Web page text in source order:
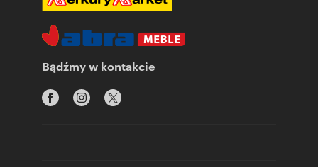
Bądźmy w kontakcie